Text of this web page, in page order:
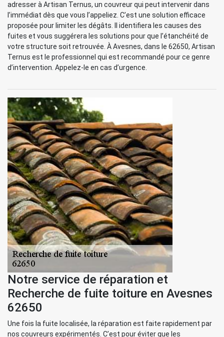
adresser à Artisan Ternus, un couvreur qui peut intervenir dans
l’immédiat dès que vous l’appeliez. C’est une solution efficace
proposée pour limiter les dégâts. Il identifiera les causes des
fuites et vous suggérera les solutions pour que l’étanchéité de
votre structure soit retrouvée. À Avesnes, dans le 62650, Artisan
Ternus est le professionnel qui est recommandé pour ce genre
d’intervention. Appelez-le en cas d’urgence.
Notre service de réparation et
Recherche de fuite toiture en Avesnes
62650
Une fois la fuite localisée, la réparation est faite rapidement par
nos couvreurs expérimentés. C’est pour éviter que les